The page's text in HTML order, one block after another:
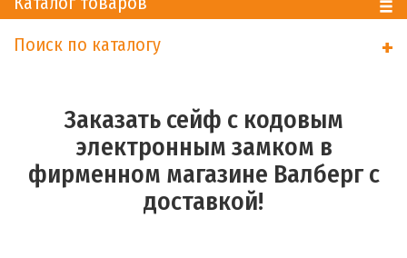
Поиск по каталогу
+
Заказать сейф с кодовым
электронным замком в
фирменном магазине Валберг с
доставкой!